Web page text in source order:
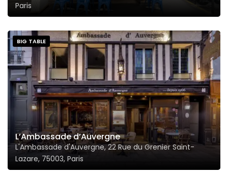
Paris
BIG TABLE
L’Ambassade d’Auvergne
L'Ambassade d'Auvergne, 22 Rue du Grenier Saint-
Lazare, 75003, Paris